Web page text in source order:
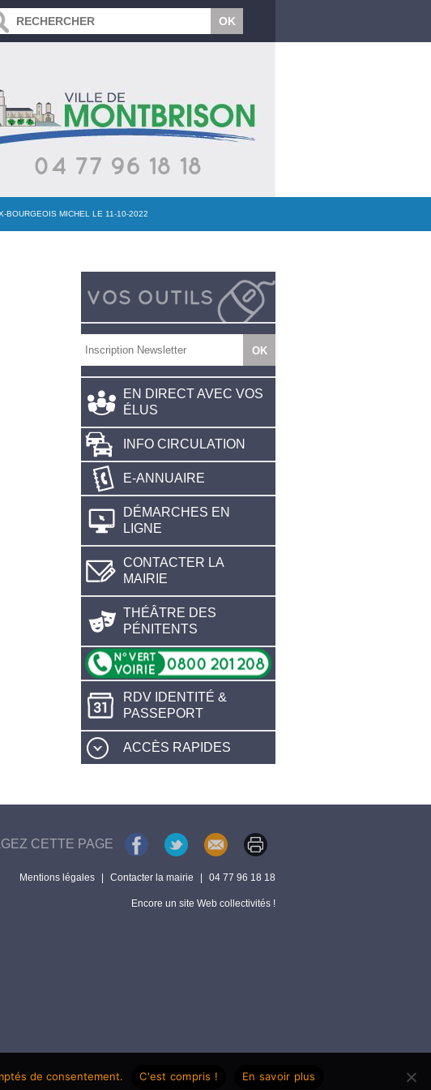
BOURGEOIS MICHEL LE 11-10-2022
EN DIRECT AVEC VOS
ÉLUS
INFO CIRCULATION
E-ANNUAIRE
DÉMARCHES EN
LIGNE
CONTACTER LA
MAIRIE
THÉÂTRE DES
PÉNITENTS
RDV IDENTITÉ &
PASSEPORT
ACCÈS RAPIDES
CETTE PAGE
Mentions légales Contacter la mairie 04 77 96 18 18
Encore un site Web collectivités !
de consentement. C'est compris ! En savoir plus